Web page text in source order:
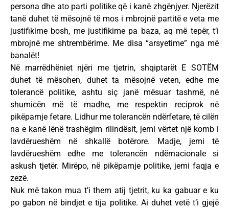
persona dhe ato parti politike që i kanë zhgënjyer. Njerëzit
tanë duhet të mësojnë të mos i mbrojnë partitë e veta me
justifikime bosh, me justifikime pa baza, aq më tepër, t’i
mbrojnë me shtrembërime. Me disa “arsyetime” nga më
banalët!
Në marrëdhëniet njëri me tjetrin, shqiptarët E SOTËM
duhet të mësohen, duhet ta mësojnë veten, edhe me
tolerancë politike, ashtu siç janë mësuar tashmë, në
shumicën më të madhe, me respektin reciprok në
pikëpamje fetare. Lidhur me tolerancën ndërfetare, të cilën
na e kanë lënë trashëgim rilindësit, jemi vërtet një komb i
lavdërueshëm në shkallë botërore. Madje, jemi të
lavdërueshëm edhe me tolerancën ndërnacionale si
askush tjetër. Mirëpo, në pikëpamje politike, jemi faqja e
zezë.
Nuk më takon mua t’i them atij tjetrit, ku ka gabuar e ku
po gabon në bindjet e tija politike. Ai duhet vetë t’i gjejë